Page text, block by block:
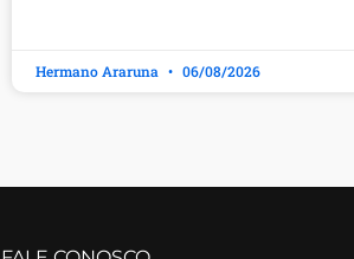
Hermano Araruna 06/08/2026